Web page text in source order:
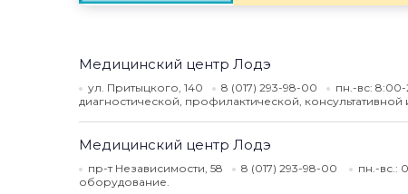
Медицинский центр Лодэ
ул. Притыцкого, 140 8 (017) 293-98-00 пн.-вс: 8:00-
диагностической, профилактической,
Медицинский центр Лодэ
пр-т Независимости, 58 8 (017) 293-98-00 пн.-вс.:
оборудование.